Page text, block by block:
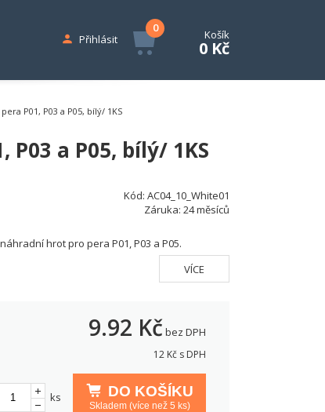
0 Košík
0 Kč
Přihlásit
P01, P03 a P05, bílý/ 1KS
a P05, bílý/ 1KS
Kód: AC04_10_White01
Záruka: 24 měsíců
náhradní hrot pro pera P01, P03 a P05.
VÍCE
9.92 Kčbez DPH
12 Kč s DPH
DO KOŠÍKU
Skladem (více než 5 ks)
ks